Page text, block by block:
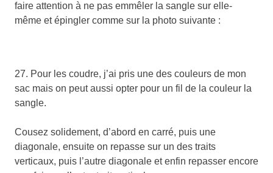
faire attention à ne pas emmêler la sangle sur elle-
même et épingler comme sur la photo suivante :
27. Pour les coudre, j’ai pris une des couleurs de mon
sac mais on peut aussi opter pour un fil de la couleur la
sangle.
Cousez solidement, d’abord en carré, puis une
diagonale, ensuite on repasse sur un des traits
verticaux, puis l’autre diagonale et enfin repasser encore